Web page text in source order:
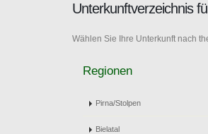
Unterkunftverzeichnis
Wählen Sie Ihre Unterkunft nach
Regionen
Pirna/Stolpen
Bielatal